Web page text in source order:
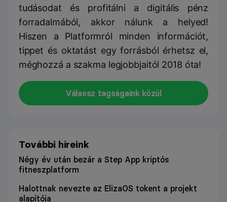
tudásodat és profitálni a digitális pénz
forradalmából, akkor nálunk a helyed!
Hiszen a Platformról minden információt,
tippet és oktatást egy forrásból érhetsz el,
méghozzá a szakma legjobbjaitól 2018 óta!
Válassz tagságaink közül
További híreink
Négy év után bezár a Step App kriptós
fitneszplatform
Halottnak nevezte az ElizaOS tokent a projekt
alapítója